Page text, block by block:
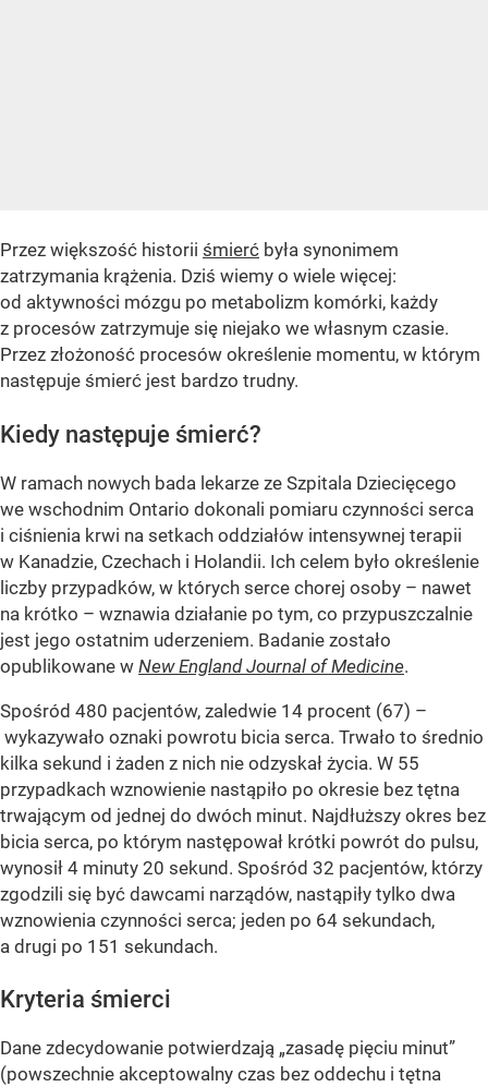
Przez większość historii śmierć była synonimem
zatrzymania krążenia. Dziś wiemy o wiele więcej:
od aktywności mózgu po metabolizm komórki, każdy
z procesów zatrzymuje się niejako we własnym czasie.
Przez złożoność procesów określenie momentu, w którym
następuje śmierć jest bardzo trudny.
Kiedy następuje śmierć?
W ramach nowych bada lekarze ze Szpitala Dziecięcego
we wschodnim Ontario dokonali pomiaru czynności serca
i ciśnienia krwi na setkach oddziałów intensywnej terapii
w Kanadzie, Czechach i Holandii. Ich celem było określenie
liczby przypadków, w których serce chorej osoby – nawet
na krótko – wznawia działanie po tym, co przypuszczalnie
jest jego ostatnim uderzeniem. Badanie zostało
opublikowane w New England Journal of Medicine.
Spośród 480 pacjentów, zaledwie 14 procent (67) –
wykazywało oznaki powrotu bicia serca. Trwało to średnio
kilka sekund i żaden z nich nie odzyskał życia. W 55
przypadkach wznowienie nastąpiło po okresie bez tętna
trwającym od jednej do dwóch minut. Najdłuższy okres bez
bicia serca, po którym następował krótki powrót do pulsu,
wynosił 4 minuty 20 sekund. Spośród 32 pacjentów, którzy
zgodzili się być dawcami narządów, nastąpiły tylko dwa
wznowienia czynności serca; jeden po 64 sekundach,
a drugi po 151 sekundach.
Kryteria śmierci
Dane zdecydowanie potwierdzają „zasadę pięciu minut”
(powszechnie akceptowalny czas bez oddechu i tętna